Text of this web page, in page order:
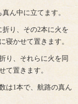
ん中に立てます。
折り、その2本に火を
寝かせて置きます。
り、それらに火を同
て置きます。
は1本で、航路の真ん